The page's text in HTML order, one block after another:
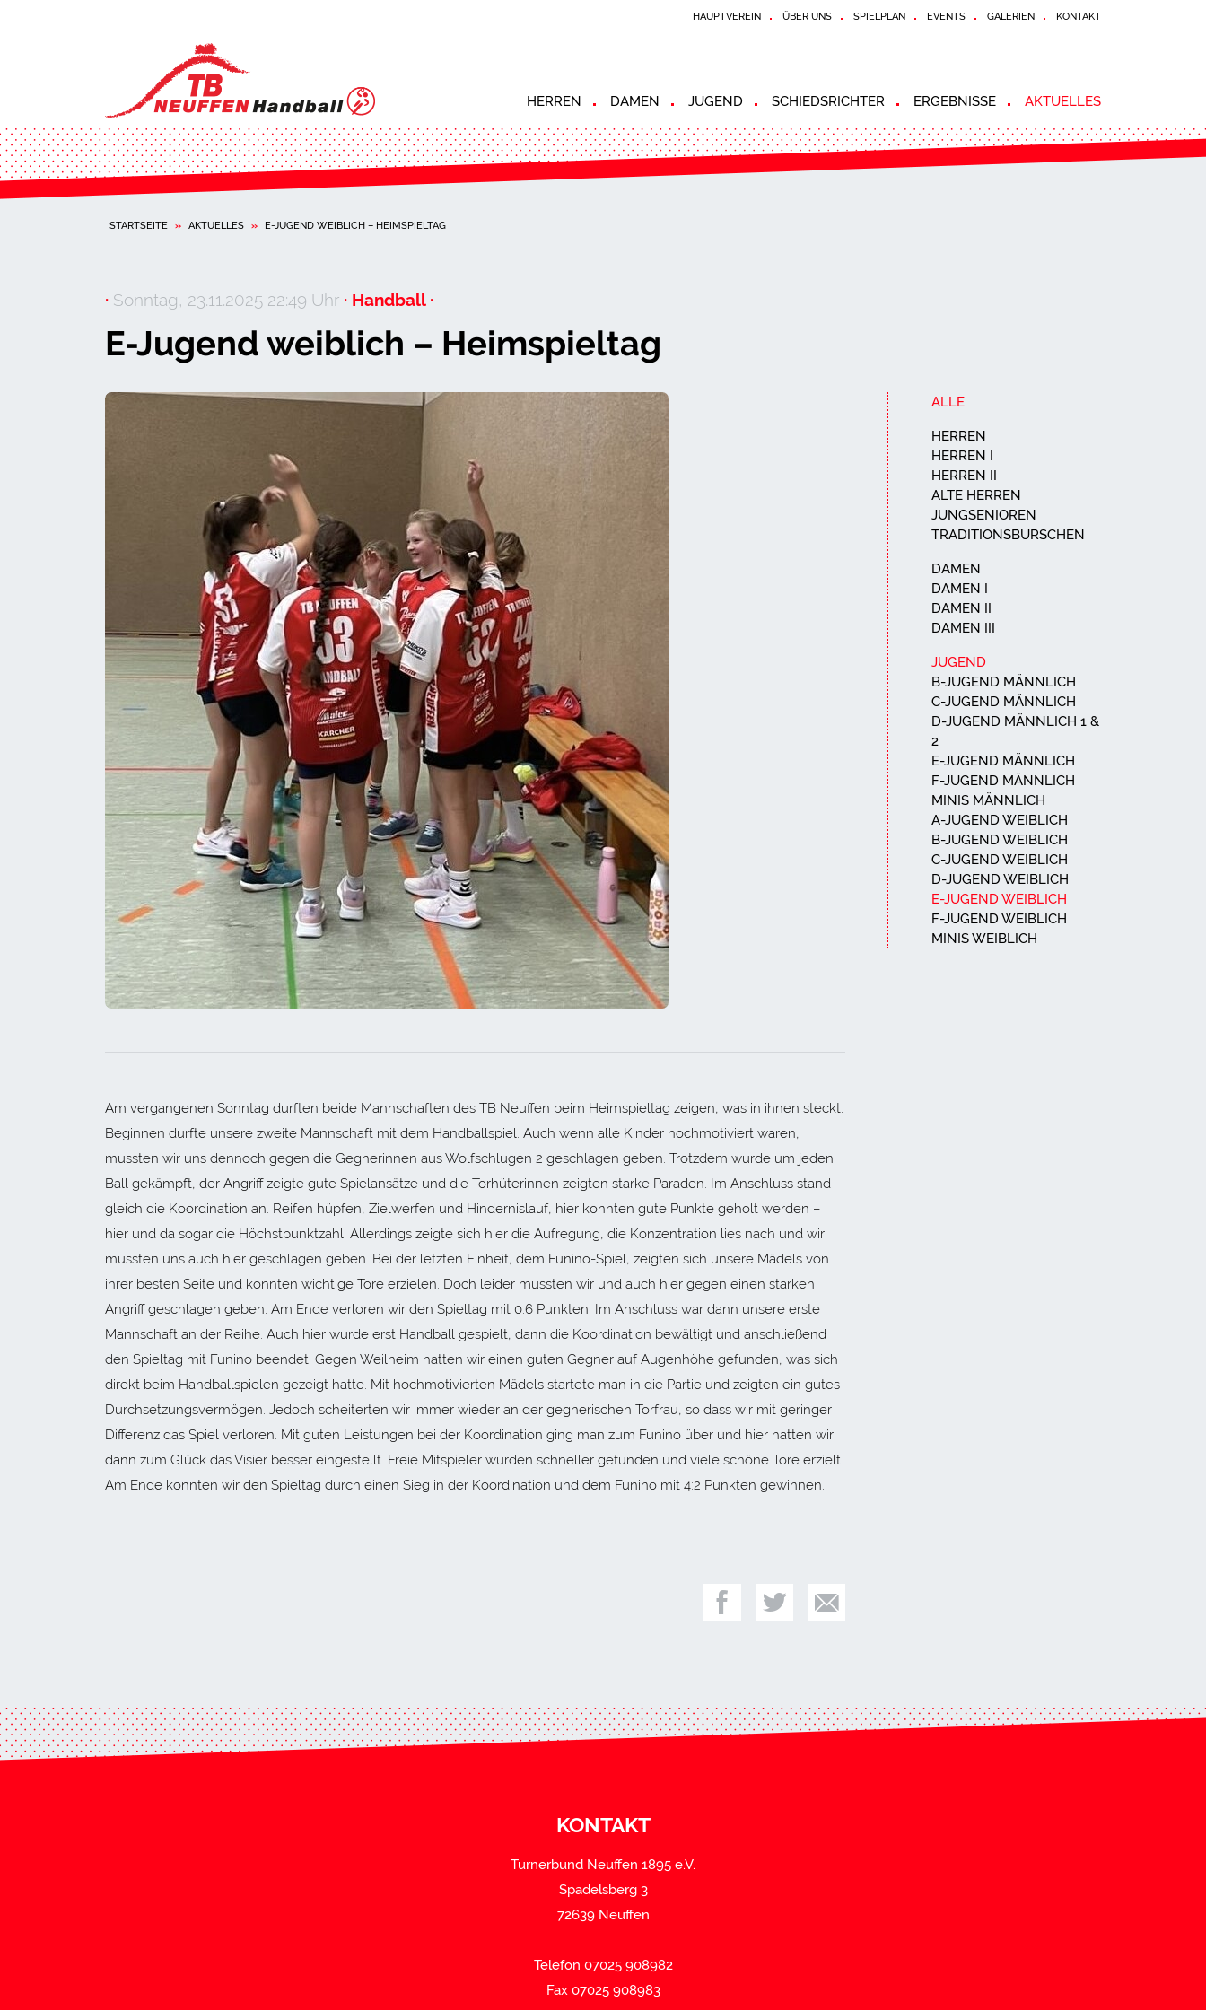
HAUPTVEREIN ÜBER UNS SPIELPLAN EVENTS GALERIEN KONTAKT
HERREN DAMEN JUGEND SCHIEDSRICHTER ERGEBNISSE AKTUELLES
STARTSEITE » AKTUELLES » E-JUGEND WEIBLICH – HEIMSPIELTAG
· Sonntag, 23.11.2025 22:49 Uhr · Handball ·
E-Jugend weiblich – Heimspieltag
Am vergangenen Sonntag durften beide Mannschaften des TB Neuffen beim Heimspieltag zeigen, was in ihnen steckt.
Beginnen durfte unsere zweite Mannschaft mit dem Handballspiel. Auch wenn alle Kinder hochmotiviert waren,
mussten wir uns dennoch gegen die Gegnerinnen aus Wolfschlugen 2 geschlagen geben. Trotzdem wurde um jeden
Ball gekämpft, der Angriff zeigte gute Spielansätze und die Torhüterinnen zeigten starke Paraden. Im Anschluss stand
gleich die Koordination an. Reifen hüpfen, Zielwerfen und Hindernislauf, hier konnten gute Punkte geholt werden –
hier und da sogar die Höchstpunktzahl. Allerdings zeigte sich hier die Aufregung, die Konzentration lies nach und wir
mussten uns auch hier geschlagen geben. Bei der letzten Einheit, dem Funino-Spiel, zeigten sich unsere Mädels von
ihrer besten Seite und konnten wichtige Tore erzielen. Doch leider mussten wir und auch hier gegen einen starken
Angriff geschlagen geben. Am Ende verloren wir den Spieltag mit 0:6 Punkten. Im Anschluss war dann unsere erste
Mannschaft an der Reihe. Auch hier wurde erst Handball gespielt, dann die Koordination bewältigt und anschließend
den Spieltag mit Funino beendet. Gegen Weilheim hatten wir einen guten Gegner auf Augenhöhe gefunden, was sich
direkt beim Handballspielen gezeigt hatte. Mit hochmotivierten Mädels startete man in die Partie und zeigten ein gutes
Durchsetzungsvermögen. Jedoch scheiterten wir immer wieder an der gegnerischen Torfrau, so dass wir mit geringer
Differenz das Spiel verloren. Mit guten Leistungen bei der Koordination ging man zum Funino über und hier hatten wir
dann zum Glück das Visier besser eingestellt. Freie Mitspieler wurden schneller gefunden und viele schöne Tore erzielt.
Am Ende konnten wir den Spieltag durch einen Sieg in der Koordination und dem Funino mit 4:2 Punkten gewinnen.
ALLE
HERREN
HERREN I
HERREN II
ALTE HERREN
JUNGSENIOREN
TRADITIONSBURSCHEN
DAMEN
DAMEN I
DAMEN II
DAMEN III
JUGEND
B-JUGEND MÄNNLICH
C-JUGEND MÄNNLICH
D-JUGEND MÄNNLICH 1 &
2
E-JUGEND MÄNNLICH
F-JUGEND MÄNNLICH
MINIS MÄNNLICH
A-JUGEND WEIBLICH
B-JUGEND WEIBLICH
C-JUGEND WEIBLICH
D-JUGEND WEIBLICH
E-JUGEND WEIBLICH
F-JUGEND WEIBLICH
MINIS WEIBLICH
KONTAKT
Turnerbund Neuffen 1895 e.V.
Spadelsberg 3
72639 Neuffen
Telefon 07025 908982
Fax 07025 908983